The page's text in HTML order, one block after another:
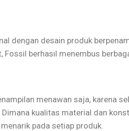
dengan desain produk
berhasil menembus
menawan saja, karena
kualitas material dan
pada setiap produk.